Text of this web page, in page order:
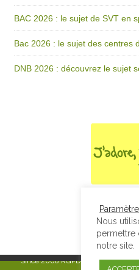
BAC 2026 : le sujet de SVT en
Bac 2026 : le sujet des centres
DNB 2026 : découvrez le sujet
Since 2008RGPD & Mentions
Nous
permettre
notre site.